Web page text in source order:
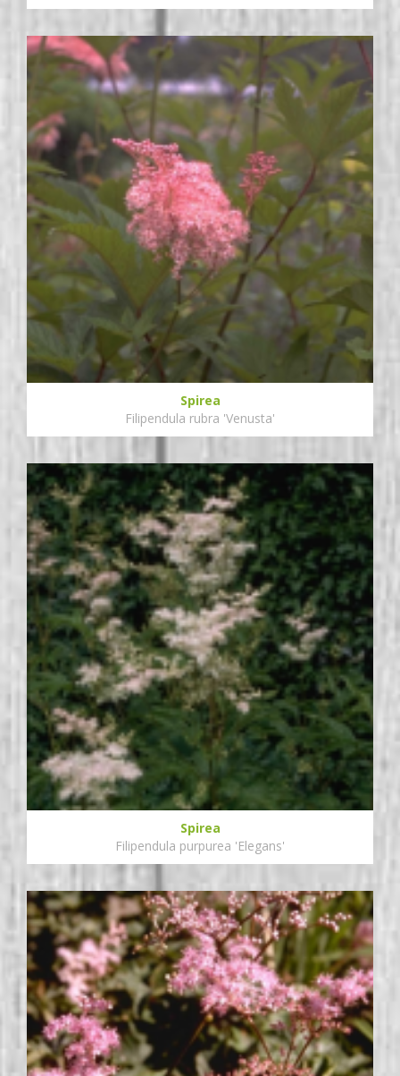
Spirea
Filipendula rubra 'Venusta'
Spirea
Filipendula purpurea 'Elegans'